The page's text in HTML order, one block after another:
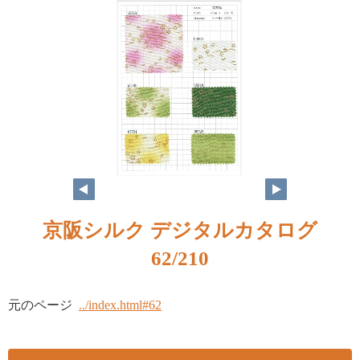
京阪シルク デジタルカタログ
62/210
元のページ ../index.html#62